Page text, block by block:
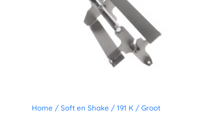
Home / Soft en Shake / 191 K/ Groot